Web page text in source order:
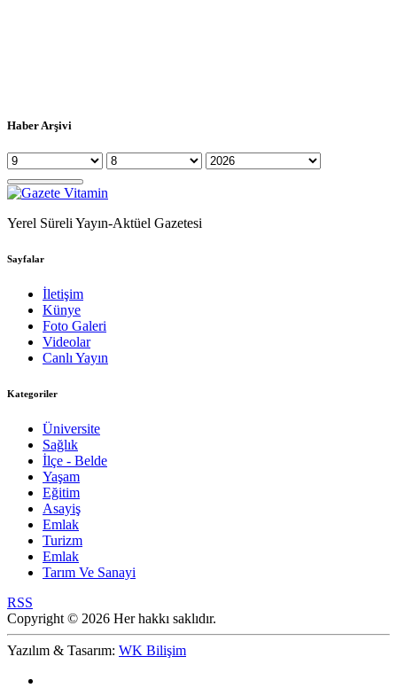
Haber Arşivi
Yerel Süreli Yayın-Aktüel Gazetesi
Sayfalar
İletişim
Künye
Foto Galeri
Videolar
Canlı Yayın
Kategoriler
Üniversite
Sağlık
İlçe - Belde
Yaşam
Eğitim
Asayiş
Emlak
Turizm
Emlak
Tarım Ve Sanayi
RSS
Copyright © 2026 Her hakkı saklıdır.
Yazılım & Tasarım: WK Bilişim